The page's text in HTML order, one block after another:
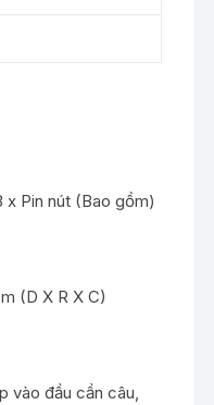
Pin nút (Bao gồm)
(D X R X C)
vào đầu cần câu,